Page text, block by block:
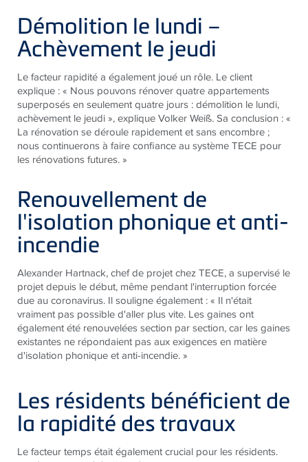
Démolition le lundi –
Achèvement le jeudi
Le facteur rapidité a également joué un rôle. Le client
explique : « Nous pouvons rénover quatre appartements
superposés en seulement quatre jours : démolition le lundi,
achèvement le jeudi », explique Volker Weiß. Sa conclusion : «
La rénovation se déroule rapidement et sans encombre ;
nous continuerons à faire confiance au systèmeTECE pour
les rénovations futures. »
Renouvellement de
l'isolation phonique et anti-
incendie
Alexander Hartnack, chef de projet chezTECE, a supervisé le
projet depuis le début, même pendant l'interruption forcée
due au coronavirus. Il souligne également : « Il n'était
vraiment pas possible d'aller plus vite. Les gaines ont
également été renouvelées section par section, car les gaines
existantes ne répondaient pas aux exigences en matière
d'isolation phonique et anti-incendie. »
Les résidents bénéficient de
la rapidité des travaux
Le facteur temps était également crucial pour les résidents.